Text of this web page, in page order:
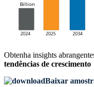
Obtenha insights
tendências de crescimento
Baixar